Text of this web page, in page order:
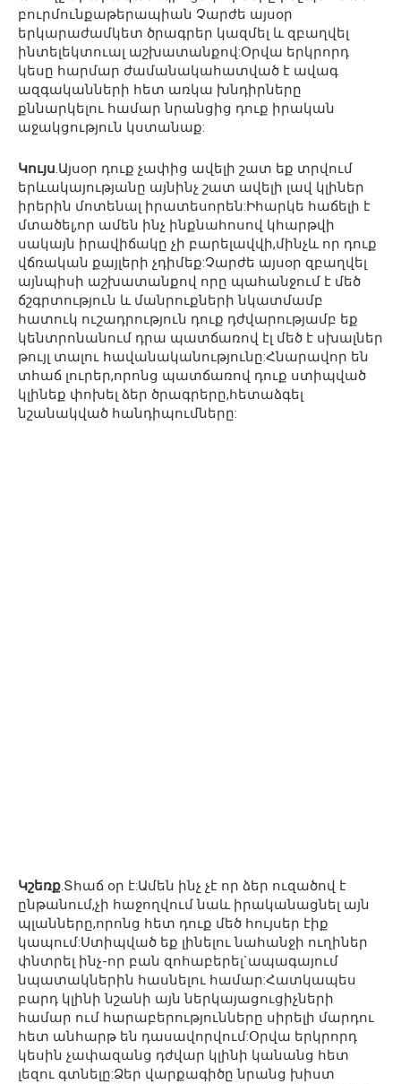
բուրմունքաթերապիան Չարժե այսօր
երկարաժամկետ ծրագրեր կազմել և զբաղվել
ինտելեկտուալ աշխատանքով:Օրվա երկրորդ
կեսը հարմար ժամանակահատված է ավագ
ազգականների հետ առկա խնդիրները
քննարկելու համար նրանցից դուք իրական
աջակցություն կստանաք:
Կույս.Այսօր դուք չափից ավելի շատ եք տրվում
երևակայությանը այնինչ շատ ավելի լավ կլիներ
իրերին մոտենալ իրատեսորեն:Իհարկե հաճելի է
մտածել,որ ամեն ինչ ինքնահոսով կհարթվի
սակայն իրավիճակը չի բարելավվի,մինչև որ դուք
վճռական քայլերի չդիմեք:Չարժե այսօր զբաղվել
այնպիսի աշխատանքով որը պահանջում է մեծ
ճշգրտություն և մանրուքների նկատմամբ
հատուկ ուշադրություն դուք դժվարությամբ եք
կենտրոնանում դրա պատճառով էլ մեծ է սխալներ
թույլ տալու հավանականությունը:Հնարավոր են
տհաճ լուրեր,որոնց պատճառով դուք ստիպված
կլինեք փոխել ձեր ծրագրերը,հետաձգել
նշանակված հանդիպումները:
Կշեռք.Տհաճ օր է:Ամեն ինչ չէ որ ձեր ուզածով է
ընթանում,չի հաջողվում նաև իրականացնել այն
պլանները,որոնց հետ դուք մեծ հույսեր էիք
կապում:Ստիպված եք լինելու նահանջի ուղիներ
փնտրել ինչ-որ բան զոհաբերել`ապագայում
նպատակներին հասնելու համար:Հատկապես
բարդ կլինի նշանի այն ներկայացուցիչների
համար ում հարաբերությունները սիրելի մարդու
հետ անհարթ են դասավորվում:Օրվա երկրորդ
կեսին չափազանց դժվար կլինի կանանց հետ
լեզու գտնելը:Ձեր վարքագիծը նրանց խիստ